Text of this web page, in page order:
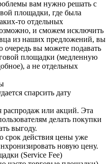
вам нужно решать с
площадки, где была
то отдельных
и сможем исключить
из наших предложений, вы
вы можете подавать
площадки (медленную
а не отдельных
спарсить дату
распродаж или акций. Эта
делать покупки
выгоду.
срок действия цены уже
новую цену.
(Service Fee)